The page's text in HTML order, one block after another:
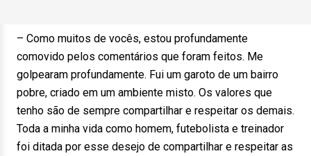
– Como muitos de vocês, estou profundamente
comovido pelos comentários que foram feitos. Me
golpearam profundamente. Fui um garoto de um bairro
pobre, criado em um ambiente misto. Os valores que
tenho são de sempre compartilhar e respeitar os demais.
Toda a minha vida como homem, futebolista e treinador
foi ditada por esse desejo de compartilhar e respeitar as